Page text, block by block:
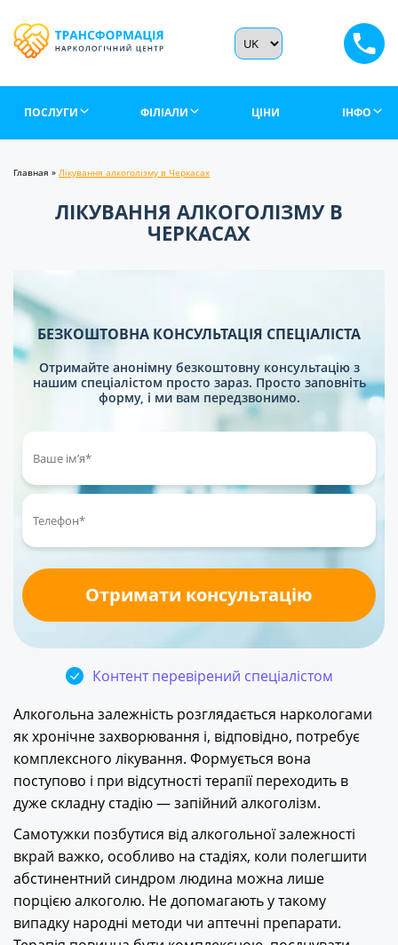
ПОСЛУГИ ФІЛІАЛИ ЦІНИ ІНФО
Главная » Лікування алкоголізму в Черкасах
ЛІКУВАННЯ АЛКОГОЛІЗМУ В
ЧЕРКАСАХ
БЕЗКОШТОВНА КОНСУЛЬТАЦІЯ СПЕЦІАЛІСТА
Отримайте анонімну безкоштовну консультацію з
нашим спеціалістом просто зараз. Просто заповніть
форму, і ми вам передзвонимо.
Контент перевірений спеціалістом
Алкогольна залежність розглядається наркологами
як хронічне захворювання і, відповідно, потребує
комплексного лікування. Формується вона
поступово і при відсутності терапії переходить в
дуже складну стадію — запійний алкоголізм.
Самотужки позбутися від алкогольної залежності
вкрай важко, особливо на стадіях, коли полегшити
абстинентний синдром людина можна лише
порцією алкоголю. Не допомагають у такому
випадку народні методи чи аптечні препарати.